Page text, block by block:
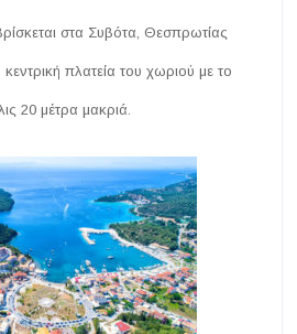
στα Συβότα, Θεσπρωτίας
πλατεία του χωριού με το
20 μέτρα μακριά.